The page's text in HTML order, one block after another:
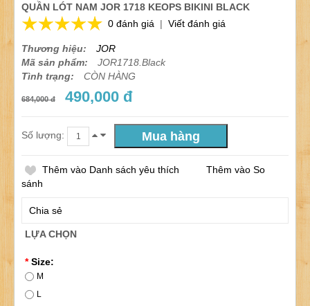
QUẦN LÓT NAM JOR 1718 KEOPS BIKINI BLACK
0 đánh giá | Viết đánh giá
Thương hiệu:
JOR
Mã sản phẩm:
JOR1718.Black
Tình trạng:
CÒN HÀNG
684,000 đ 490,000 đ
Số lượng:
Thêm vào Danh sách yêu thích
Thêm vào So
sánh
Chia sẻ
LỰA CHỌN
* Size:
M
L